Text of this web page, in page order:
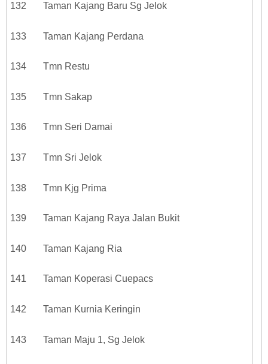
132 Taman Kajang Baru Sg Jelok
133 Taman Kajang Perdana
134 Tmn Restu
135 Tmn Sakap
136 Tmn Seri Damai
137 Tmn Sri Jelok
138 Tmn Kjg Prima
139 Taman Kajang Raya Jalan Bukit
140 Taman Kajang Ria
141 Taman Koperasi Cuepacs
142 Taman Kurnia Keringin
143 Taman Maju 1, Sg Jelok